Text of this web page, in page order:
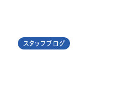
スタッフブログ